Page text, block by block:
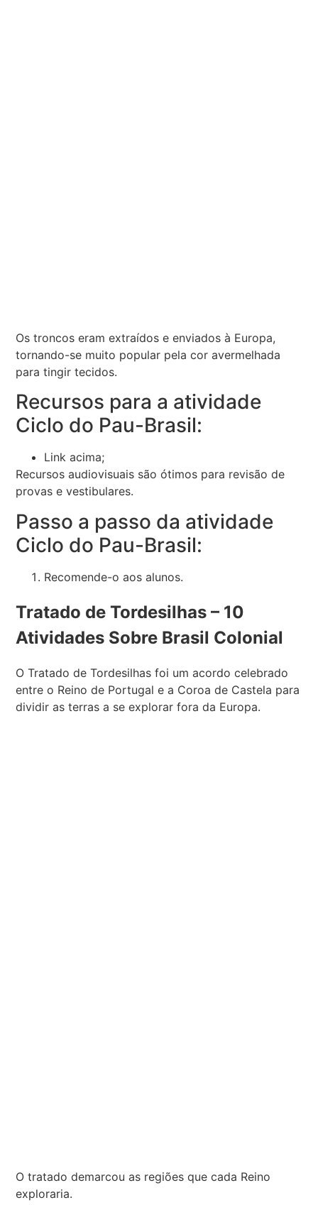
Os troncos eram extraídos e enviados à Europa,
tornando-se muito popular pela cor avermelhada
para tingir tecidos.
Recursos para a atividade
Ciclo do Pau-Brasil:
Link acima;
Recursos audiovisuais são ótimos para revisão de
provas e vestibulares.
Passo a passo da atividade
Ciclo do Pau-Brasil:
Recomende-o aos alunos.
Tratado de Tordesilhas – 10
Atividades Sobre Brasil Colonial
O Tratado de Tordesilhas foi um acordo celebrado
entre o Reino de Portugal e a Coroa de Castela para
dividir as terras a se explorar fora da Europa.
O tratado demarcou as regiões que cada Reino
exploraria.